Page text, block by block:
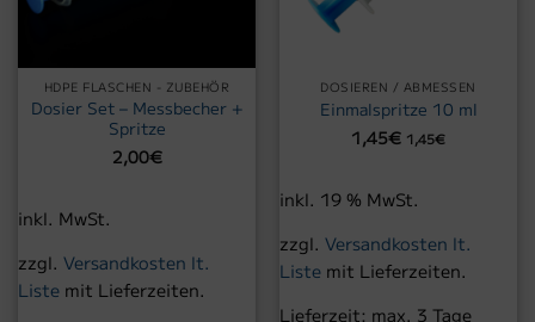
HDPE FLASCHEN - ZUBEHÖR
Dosier Set – Messbecher +
Spritze
2,00€
inkl. MwSt.
zzgl. Versandkosten lt.
Listemit Lieferzeiten.
DOSIEREN / ABMESSEN
Einmalspritze 10 ml
1,45€ 1,45€
inkl. 19 % MwSt.
zzgl. Versandkosten lt.
Listemit Lieferzeiten.
Lieferzeit: max. 3 Tage